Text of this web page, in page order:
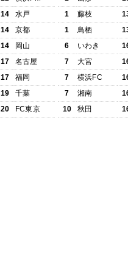
14
水戸
14
京都
14
岡山
17
名古屋
17
福岡
19
千葉
20 FC東京
1
藤枝
1
鳥栖
6
いわき
7
大宮
7
横浜FC
7
湘南
10
秋田